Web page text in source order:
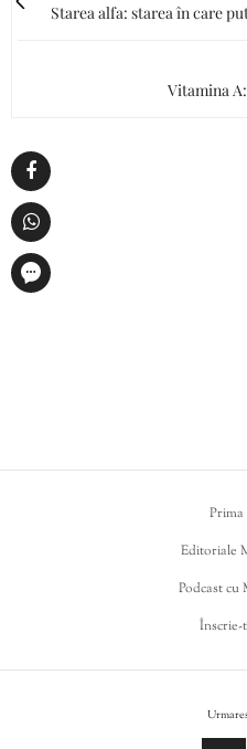
Starea alfa: starea în care
Vitamina
Prima
Editoriale
Podcast
Înscrie-